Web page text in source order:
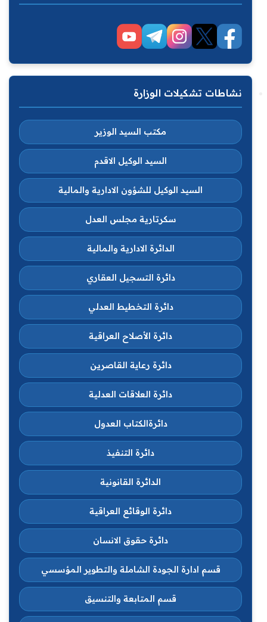
نشاطات تشكيلات الوزارة
مكتب السيد الوزير
السيد الوكيل الاقدم
السيد الوكيل للشؤون الادارية والمالية
سكرتارية مجلس العدل
الدائرة الادارية والمالية
دائرة التسجيل العقاري
دائرة التخطيط العدلي
دائرة الأصلاح العراقية
دائرة رعاية القاصرين
دائرة العلاقات العدلية
دائرةالكتاب العدول
دائرة التنفيذ
الدائرة القانونية
دائرة الوقائع العراقية
دائرة حقوق الانسان
قسم ادارة الجودة الشاملة والتطوير المؤسسي
قسم المتابعة والتنسيق